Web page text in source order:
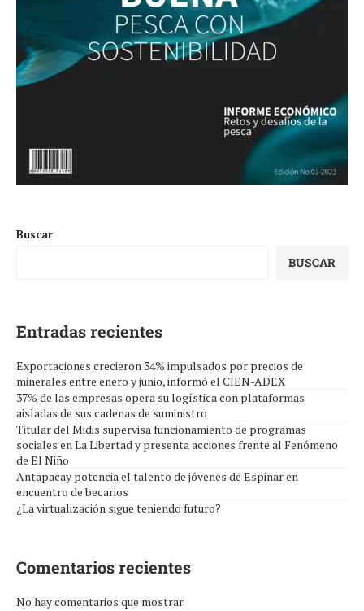
Buscar
BUSCAR
Entradas recientes
Exportaciones crecieron 34% impulsados por precios de
minerales entre enero y junio, informó el CIEN-ADEX
37% de las empresas opera su logística con plataformas
aisladas de sus cadenas de suministro
Titular del Midis supervisa funcionamiento de programas
sociales en La Libertad y presenta acciones frente al Fenómeno
de El Niño
Antapacay potencia el talento de jóvenes de Espinar en
encuentro de becarios
¿La virtualización sigue teniendo futuro?
Comentarios recientes
No hay comentarios que mostrar.